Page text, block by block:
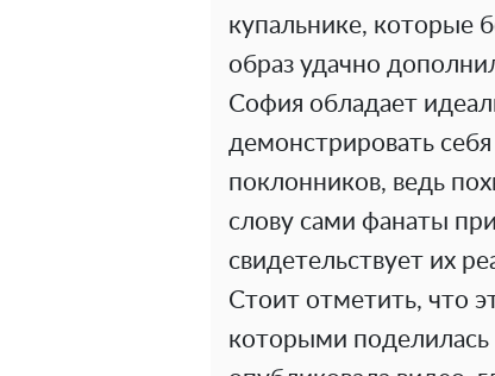
купальнике, которые
образ удачно
София обладает
демонстрировать
поклонников, ведь
слову сами фанаты
свидетельствует их
Стоит отметить, что
которыми